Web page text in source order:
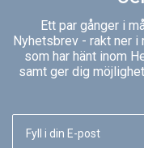
Ett par gånger i
Nyhetsbrev - rakt ner i
som har hänt inom
samt ger dig